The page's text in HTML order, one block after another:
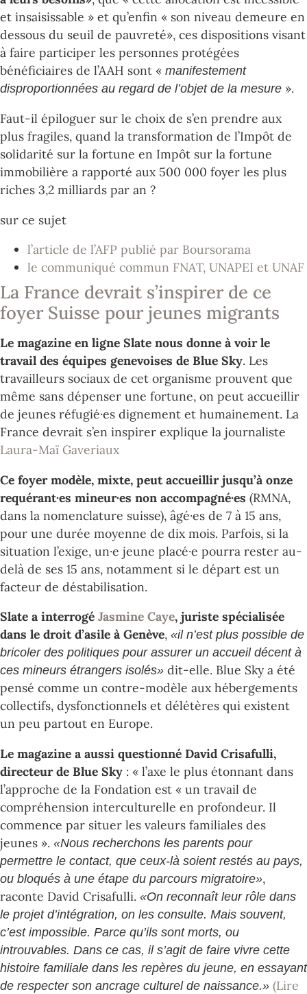
et insaisissable » et qu’enfin « son niveau demeure en
dessous du seuil de pauvreté», ces dispositions visant
à faire participer les personnes protégées
bénéficiaires de l’AAH sont « manifestement
disproportionnées au regard de l’objet de la mesure ».
Faut-il épiloguer sur le choix de s’en prendre aux
plus fragiles, quand la transformation de l’Impôt de
solidarité sur la fortune en Impôt sur la fortune
immobilière a rapporté aux 500 000 foyer les plus
riches 3,2 milliards par an ?
sur ce sujet
l’article de l’AFP publié par Boursorama
le communiqué commun FNAT, UNAPEI et UNAF
La France devrait s’inspirer de ce
foyer Suisse pour jeunes migrants
Le magazine en ligne Slate nous donne à voir le
travail des équipes genevoises de Blue Sky. Les
travailleurs sociaux de cet organisme prouvent que
même sans dépenser une fortune, on peut accueillir
de jeunes réfugié·es dignement et humainement. La
France devrait s’en inspirer explique la journaliste
Laura-Maï Gaveriaux
Ce foyer modèle, mixte, peut accueillir jusqu’à onze
requérant·es mineur·es non accompagné·es (RMNA,
dans la nomenclature suisse), âgé·es de 7 à 15 ans,
pour une durée moyenne de dix mois. Parfois, si la
situation l’exige, un·e jeune placé·e pourra rester au-
delà de ses 15 ans, notamment si le départ est un
facteur de déstabilisation.
Slate a interrogé Jasmine Caye, juriste spécialisée
dans le droit d’asile à Genève, «il n’est plus possible de
bricoler des politiques pour assurer un accueil décent à
ces mineurs étrangers isolés» dit-elle. Blue Sky a été
pensé comme un contre-modèle aux hébergements
collectifs, dysfonctionnels et délétères qui existent
un peu partout en Europe.
Le magazine a aussi questionné David Crisafulli,
directeur de Blue Sky : « l’axe le plus étonnant dans
l’approche de la Fondation est « un travail de
compréhension interculturelle en profondeur. Il
commence par situer les valeurs familiales des
jeunes ». «Nous recherchons les parents pour
permettre le contact, que ceux-là soient restés au pays,
ou bloqués à une étape du parcours migratoire»,
raconte David Crisafulli. «On reconnaît leur rôle dans
le projet d’intégration, on les consulte. Mais souvent,
c’est impossible. Parce qu’ils sont morts, ou
introuvables. Dans ce cas, il s’agit de faire vivre cette
histoire familiale dans les repères du jeune, en essayant
de respecter son ancrage culturel de naissance.» (Lire